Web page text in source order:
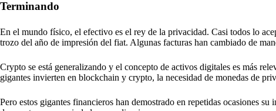
Terminando
En el mundo físico, el efectivo es el rey de la privacidad. Casi todos lo
trozo del año de impresión del fiat. Algunas facturas han cambiado de
Crypto se está generalizando y el concepto de activos digitales es más
gigantes invierten en blockchain y crypto, la necesidad de monedas de
Pero estos gigantes financieros han demostrado en repetidas ocasiones